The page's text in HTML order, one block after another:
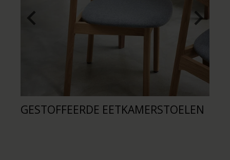
GESTOFFEERDE EETKAMERSTOELEN